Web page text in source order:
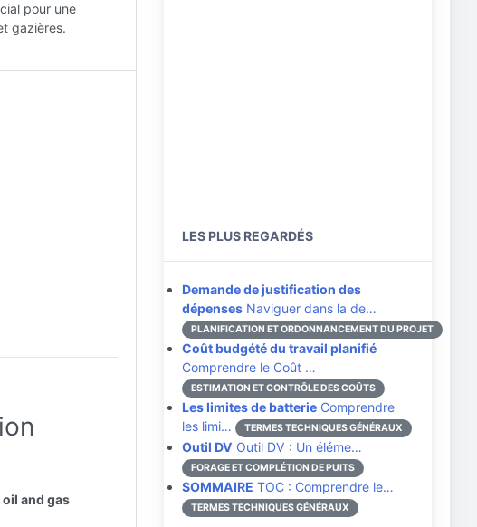
pour une
gazières.
and gas
LES PLUS REGARDÉS
Demande de justification des
dépenses Naviguer dans la de…
PLANIFICATION ET ORDONNANCEMENT DU PROJET
Coût budgété du travail planifié
Comprendre le Coût …
ESTIMATION ET CONTRÔLE DES COÛTS
Les limites de batterie Comprendre
les limi…
TERMES TECHNIQUES GÉNÉRAUX
Outil DV Outil DV : Un éléme…
FORAGE ET COMPLÉTION DE PUITS
SOMMAIRE TOC : Comprendre le…
TERMES TECHNIQUES GÉNÉRAUX